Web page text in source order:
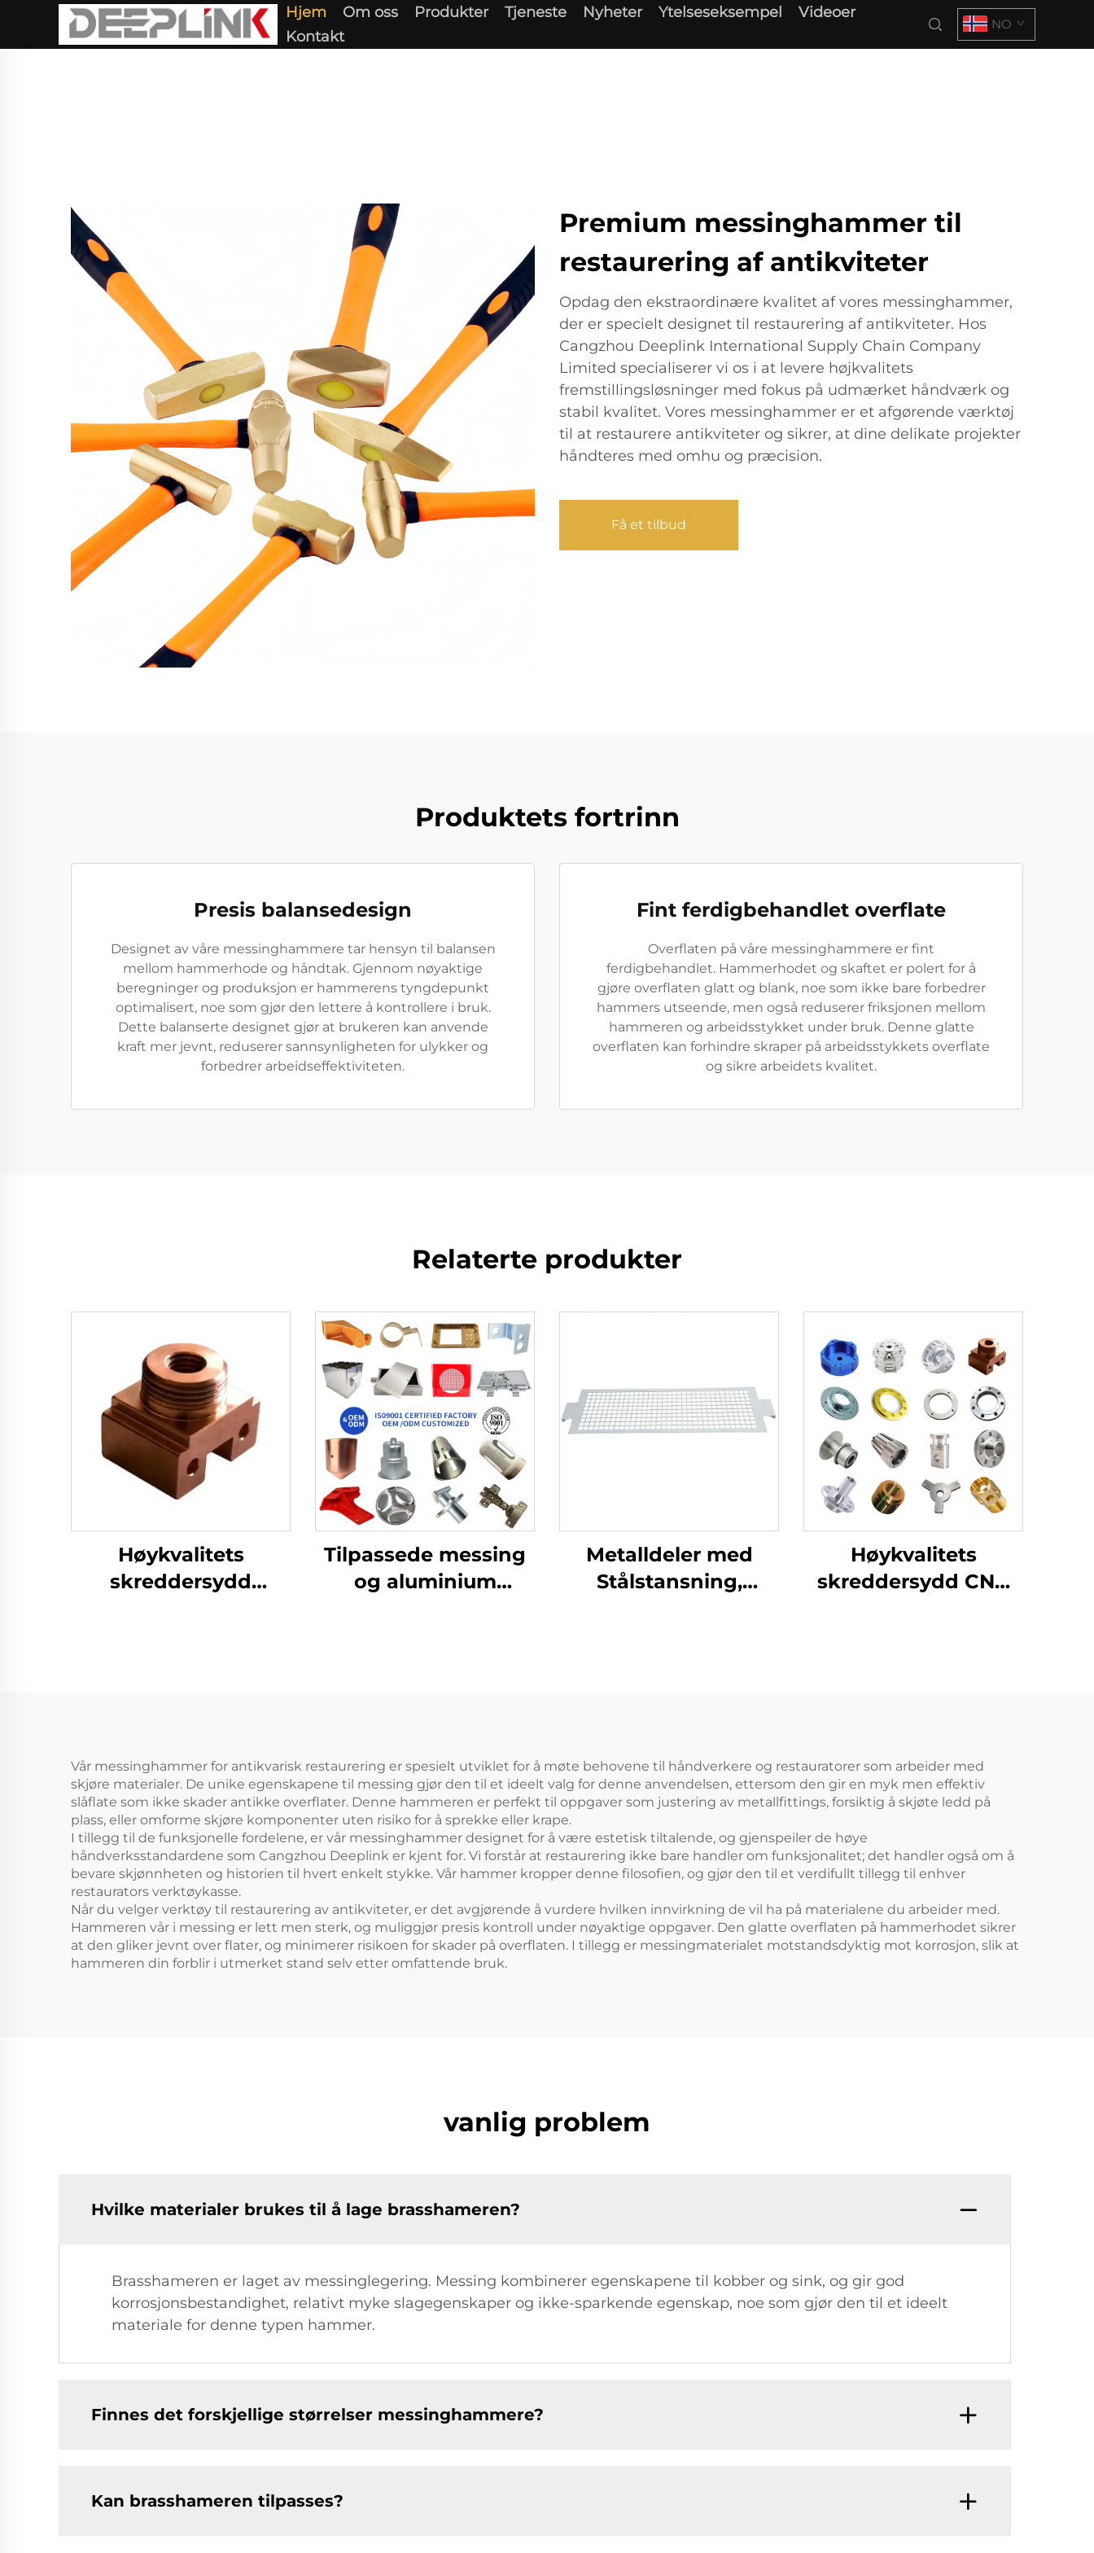
Hjem Om oss Produkter Tjeneste Nyheter Ytelseseksempel
Videoer
Kontakt
NO
Premium messinghammer til
restaurering af antikviteter
Opdag den ekstraordinære kvalitet af vores messinghammer,
der er specielt designet til restaurering af antikviteter. Hos
Cangzhou Deeplink International Supply Chain Company
Limited specialiserer vi os i at levere højkvalitets
fremstillingsløsninger med fokus på udmærket håndværk og
stabil kvalitet. Vores messinghammer er et afgørende værktøj
til at restaurere antikviteter og sikrer, at dine delikate projekter
håndteres med omhu og præcision.
Få et tilbud
Produktets fortrinn
Presis balansedesign
Designet av våre messinghammere tar hensyn til balansen
mellom hammerhode og håndtak. Gjennom nøyaktige
beregninger og produksjon er hammerens tyngdepunkt
optimalisert, noe som gjør den lettere å kontrollere i bruk.
Dette balanserte designet gjør at brukeren kan anvende
kraft mer jevnt, reduserer sannsynligheten for ulykker og
forbedrer arbeidseffektiviteten.
Fint ferdigbehandlet overflate
Overflaten på våre messinghammere er fint
ferdigbehandlet. Hammerhodet og skaftet er polert for å
gjøre overflaten glatt og blank, noe som ikke bare forbedrer
hammers utseende, men også reduserer friksjonen mellom
hammeren og arbeidsstykket under bruk. Denne glatte
overflaten kan forhindre skraper på arbeidsstykkets overflate
og sikre arbeidets kvalitet.
Relaterte produkter
Høykvalitets
skreddersydd
Tilpassede messing
og aluminium
Metalldeler med
Stålstansning,
Høykvalitets
skreddersydd CNC
Vår messinghammer for antikvarisk restaurering er spesielt utviklet for å møte behovene til håndverkere og restauratorer som arbeider med
skjøre materialer. De unike egenskapene til messing gjør den til et ideelt valg for denne anvendelsen, ettersom den gir en myk men effektiv
slåflate som ikke skader antikke overflater. Denne hammeren er perfekt til oppgaver som justering av metallfittings, forsiktig å skjøte ledd på
plass, eller omforme skjøre komponenter uten risiko for å sprekke eller krape.
I tillegg til de funksjonelle fordelene, er vår messinghammer designet for å være estetisk tiltalende, og gjenspeiler de høye
håndverksstandardene som Cangzhou Deeplink er kjent for. Vi forstår at restaurering ikke bare handler om funksjonalitet; det handler også om å
bevare skjønnheten og historien til hvert enkelt stykke. Vår hammer kropper denne filosofien, og gjør den til et verdifullt tillegg til enhver
restaurators verktøykasse.
Når du velger verktøy til restaurering av antikviteter, er det avgjørende å vurdere hvilken innvirkning de vil ha på materialene du arbeider med.
Hammeren vår i messing er lett men sterk, og muliggjør presis kontroll under nøyaktige oppgaver. Den glatte overflaten på hammerhodet sikrer
at den gliker jevnt over flater, og minimerer risikoen for skader på overflaten. I tillegg er messingmaterialet motstandsdyktig mot korrosjon, slik at
hammeren din forblir i utmerket stand selv etter omfattende bruk.
vanlig problem
Hvilke materialer brukes til å lage brasshameren?
Brasshameren er laget av messinglegering. Messing kombinerer egenskapene til kobber og sink, og gir god
korrosjonsbestandighet, relativt myke slagegenskaper og ikke-sparkende egenskap, noe som gjør den til et ideelt
materiale for denne typen hammer.
Finnes det forskjellige størrelser messinghammere?
Kan brasshameren tilpasses?